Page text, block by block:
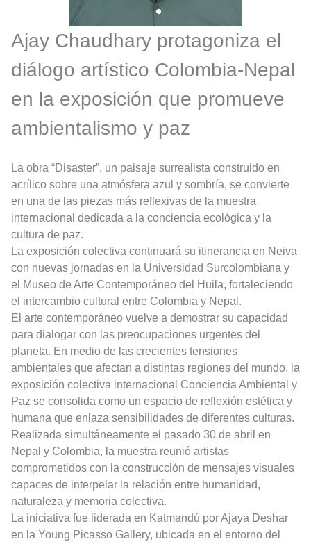
Ajay Chaudhary protagoniza el
diálogo artístico Colombia-Nepal
en la exposición que promueve
ambientalismo y paz
La obra “Disaster”, un paisaje surrealista construido en
acrílico sobre una atmósfera azul y sombría, se convierte
en una de las piezas más reflexivas de la muestra
internacional dedicada a la conciencia ecológica y la
cultura de paz.
La exposición colectiva continuará su itinerancia en Neiva
con nuevas jornadas en la Universidad Surcolombiana y
el Museo de Arte Contemporáneo del Huila, fortaleciendo
el intercambio cultural entre Colombia y Nepal.
El arte contemporáneo vuelve a demostrar su capacidad
para dialogar con las preocupaciones urgentes del
planeta. En medio de las crecientes tensiones
ambientales que afectan a distintas regiones del mundo, la
exposición colectiva internacional Conciencia Ambiental y
Paz se consolida como un espacio de reflexión estética y
humana que enlaza sensibilidades de diferentes culturas.
Realizada simultáneamente el pasado 30 de abril en
Nepal y Colombia, la muestra reunió artistas
comprometidos con la construcción de mensajes visuales
capaces de interpelar la relación entre humanidad,
naturaleza y memoria colectiva.
La iniciativa fue liderada en Katmandú por Ajaya Deshar
en la Young Picasso Gallery, ubicada en el entorno del